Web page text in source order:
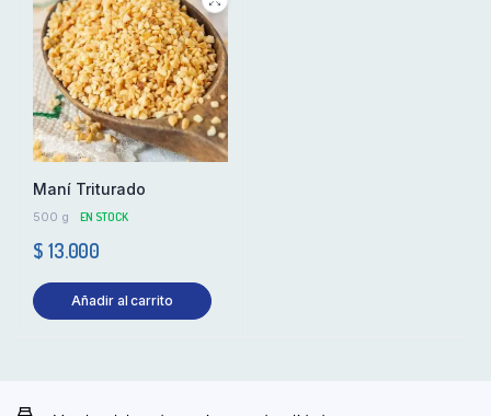
Maní Triturado
500 g EN STOCK
$ 13.000
Añadir al carrito